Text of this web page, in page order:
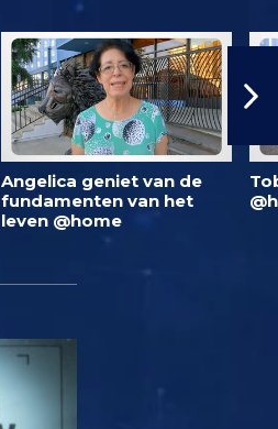
Angelica geniet van de
fundamenten van het
leven @home